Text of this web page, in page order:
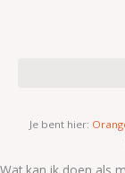
Je bent hier: